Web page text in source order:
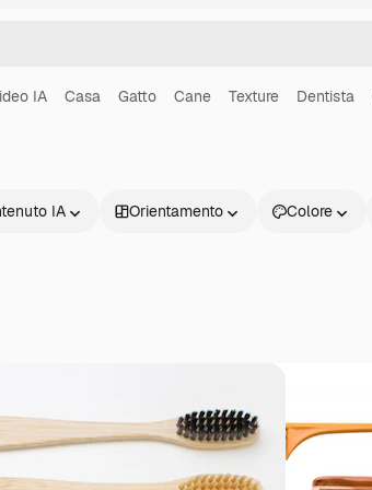
IA Casa Gatto Cane Texture Dentista
IA Orientamento Colore
Prodotti Inizia